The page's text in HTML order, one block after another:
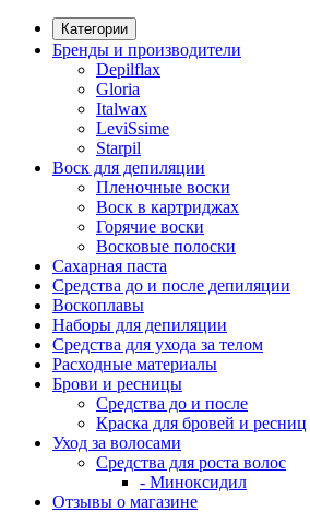
Категории
Бренды и производители
Depilflax
Gloria
Italwax
LeviSsime
Starpil
Воск для депиляции
Пленочные воски
Воск в картриджах
Горячие воски
Восковые полоски
Сахарная паста
Средства до и после депиляции
Воскоплавы
Наборы для депиляции
Средства для ухода за телом
Расходные материалы
Брови и ресницы
Средства до и после
Краска для бровей и ресниц
Уход за волосами
Средства для роста волос
- Миноксидил
Отзывы о магазине